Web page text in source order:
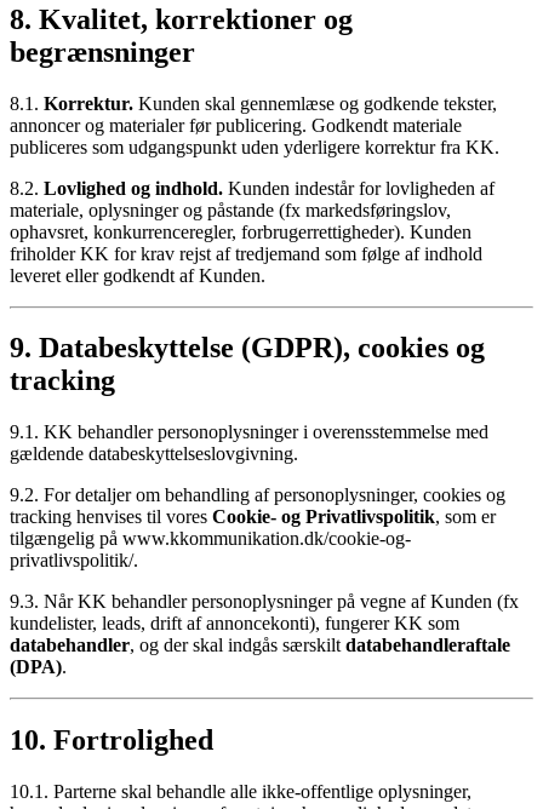
8. Kvalitet, korrektioner og
begrænsninger
8.1. Korrektur. Kunden skal gennemlæse og godkende tekster,
annoncer og materialer før publicering. Godkendt materiale
publiceres som udgangspunkt uden yderligere korrektur fra KK.
8.2. Lovlighed og indhold. Kunden indestår for lovligheden af
materiale, oplysninger og påstande (fx markedsføringslov,
ophavsret, konkurrenceregler, forbrugerrettigheder). Kunden
friholder KK for krav rejst af tredjemand som følge af indhold
leveret eller godkendt af Kunden.
9. Databeskyttelse (GDPR), cookies og
tracking
9.1. KK behandler personoplysninger i overensstemmelse med
gældende databeskyttelseslovgivning.
9.2. For detaljer om behandling af personoplysninger, cookies og
tracking henvises til vores Cookie- og Privatlivspolitik, som er
tilgængelig på www.kkommunikation.dk/cookie-og-
privatlivspolitik/.
9.3. Når KK behandler personoplysninger på vegne af Kunden (fx
kundelister, leads, drift af annoncekonti), fungerer KK som
databehandler, og der skal indgås særskilt databehandleraftale
(DPA).
10. Fortrolighed
10.1. Parterne skal behandle alle ikke‑offentlige oplysninger,